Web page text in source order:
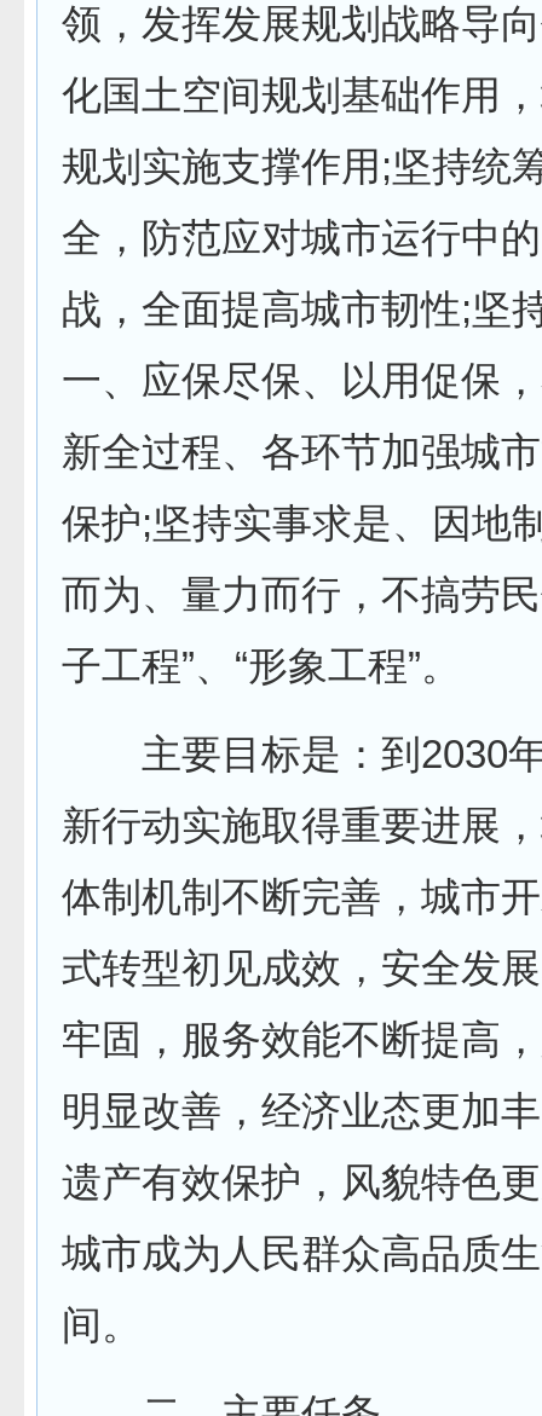
领，发挥发展规划战略导
化国土空间规划基础作用
规划实施支撑作用;坚持统
全，防范应对城市运行中
战，全面提高城市韧性;坚
一、应保尽保、以用促保
新全过程、各环节加强城
保护;坚持实事求是、因地
而为、量力而行，不搞劳
子工程”、“形象工程”。
主要目标是：到2030
新行动实施取得重要进展
体制机制不断完善，城市
式转型初见成效，安全发
牢固，服务效能不断提高
明显改善，经济业态更加
遗产有效保护，风貌特色
城市成为人民群众高品质
间。